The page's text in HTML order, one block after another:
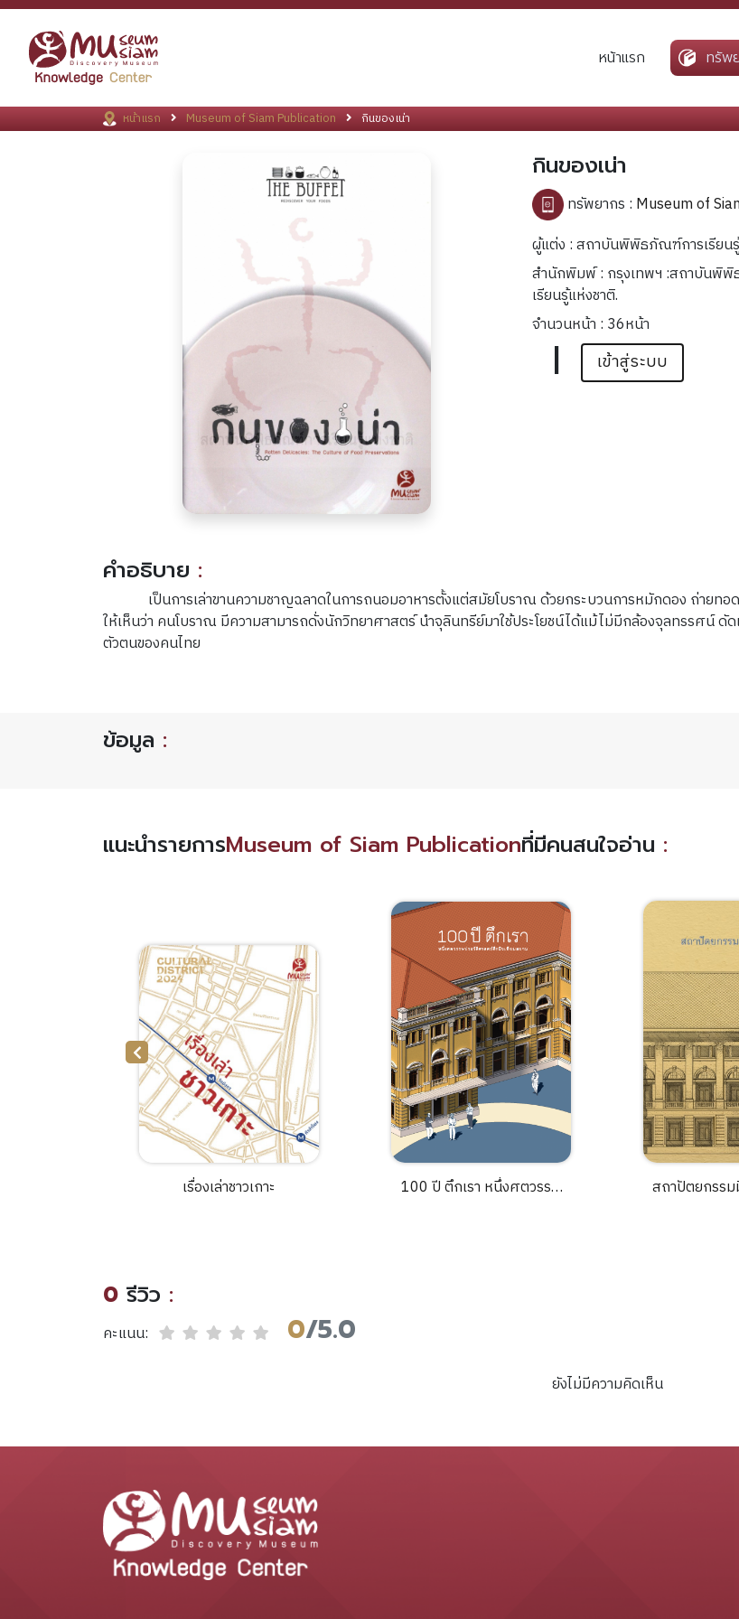
หน้าแรก ทรัพ
หน้าแรก Museum of Siam Publication กินของเน่า
กินของเน่า
ทรัพยากร : Museum of
ผู้แต่ง : สถาบันพิพิธภัณฑ์การเรียน
สำนักพิมพ์ : กรุงเทพฯ :สถาบันพิ
เรียนรู้แห่งชาติ.
จำนวนหน้า : 36หน้า
| เข้าสู่ระบบ
คำอธิบาย :
เป็นการเล่าขานความชาญฉลาดในการถนอมอาหารตั้งแต่สมัยโบราณ ด้วยกระบวนการหมักดอง ถ่าย
ให้เห็นว่า คนโบราณ มีความสามารถดั่งนักวิทยาศาสตร์ นำจุลินทรีย์มาใช้ประโยชน์ได้แม้ไม่มีกล้องจุลทรรศน์
ตัวตนของคนไทย
ข้อมูล :
แนะนำรายการMuseum of Siam Publicationที่มีคนสนใจอ่าน :
เรื่องเล่าชาวเกาะ
100 ปี ตึกเรา หนึ่งศตวรรษ
สถาปัตยกรรม
0 รีวิว :
คะแนน: 0/5.0
ยังไม่มีความคิดเห็น